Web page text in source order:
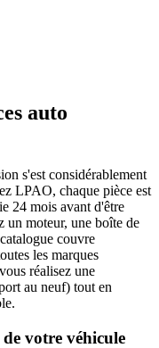
auto
s'est considérablement
LPAO, chaque pièce est
24 mois avant d'être
un moteur, une boîte de
couvre
les marques
réalisez une
au neuf) tout en
votre véhicule